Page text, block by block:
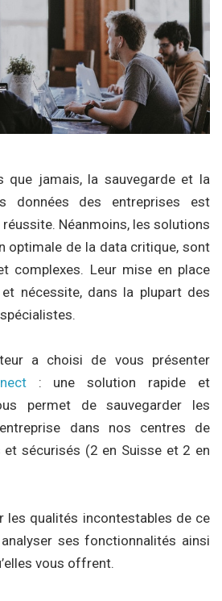
que jamais, la sauvegarde et la
données des entreprises est
Néanmoins, les solutions
optimale de la data critique, sont
complexes. Leur mise en place
nécessite, dans la plupart des
a choisi de vous présenter
: une solution rapide et
permet de sauvegarder les
dans nos centres de
et sécurisés (2 en Suisse et 2 en
les qualités incontestables de ce
ses fonctionnalités ainsi
vous offrent.